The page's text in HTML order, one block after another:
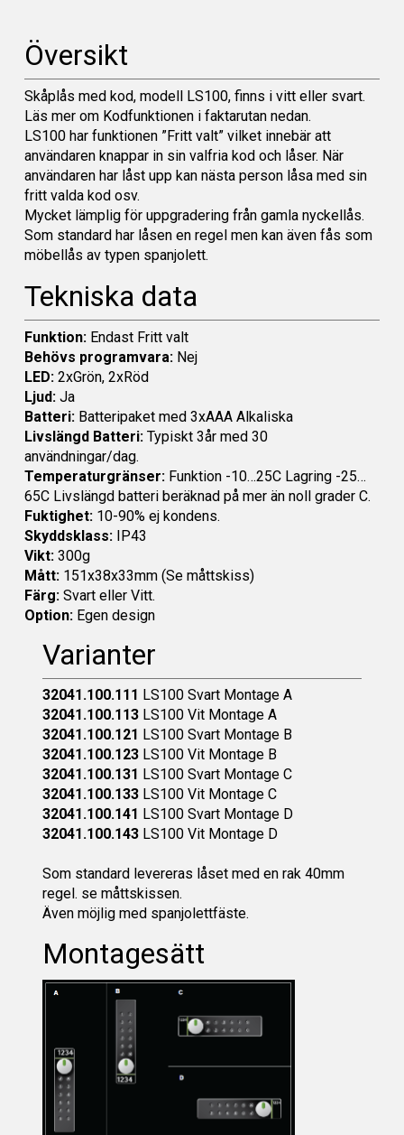
Översikt
Skåplås med kod, modell LS100, finns i vitt eller svart.
Läs mer om Kodfunktionen i faktarutan nedan.
LS100 har funktionen ”Fritt valt” vilket innebär att
användaren knappar in sin valfria kod och låser. När
användaren har låst upp kan nästa person låsa med sin
fritt valda kod osv.
Mycket lämplig för uppgradering från gamla nyckellås.
Som standard har låsen en regel men kan även fås som
möbellås av typen spanjolett.
Tekniska data
Funktion:Endast Fritt valt
Behövs programvara:Nej
LED:2xGrön, 2xRöd
Ljud:Ja
Batteri:Batteripaket med 3xAAA Alkaliska
Livslängd Batteri:Typiskt 3år med 30
användningar/dag.
Temperaturgränser:Funktion -10…25C Lagring -25…
65C Livslängd batteri beräknad på mer än noll grader C.
Fuktighet:10-90% ej kondens.
Skyddsklass:IP43
Vikt:300g
Mått:151x38x33mm (Se måttskiss)
Färg:Svart eller Vitt.
Option:Egen design
Varianter
32041.100.111 LS100 Svart Montage A
32041.100.113LS100 Vit Montage A
32041.100.121 LS100 Svart Montage B
32041.100.123LS100 Vit Montage B
32041.100.131 LS100 Svart Montage C
32041.100.133LS100 Vit Montage C
32041.100.141 LS100 Svart Montage D
32041.100.143LS100 Vit Montage D
Som standard levereras låset med en rak 40mm
regel. se måttskissen.
Även möjlig med spanjolettfäste.
Montagesätt